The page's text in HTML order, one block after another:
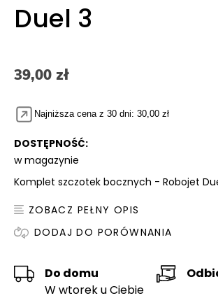
Duel 3
39,00 zł
Najniższa cena z 30 dni: 30,00 zł
DOSTĘPNOŚĆ:
w magazynie
Komplet szczotek bocznych - Robojet
ZOBACZ PEŁNY OPIS
DODAJ DO PORÓWNANIA
Do domu
W wtorek u Ciebie